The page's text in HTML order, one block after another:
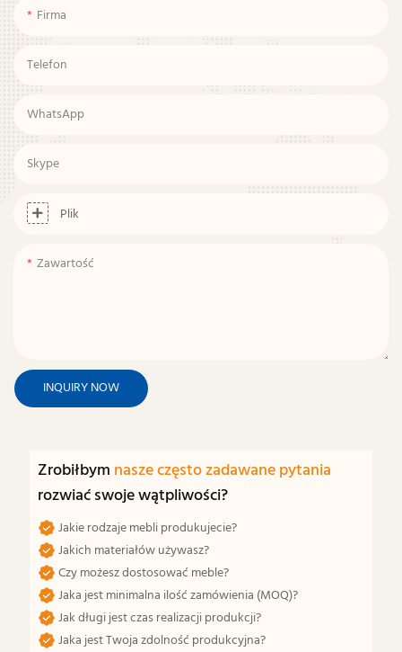
Firma
Telefon
WhatsApp
Skype
Plik
Zawartość
INQUIRY NOW
Zrobiłbym nasze często zadawane pytania
rozwiać swoje wątpliwości?
Jakie rodzaje mebli produkujecie?
Jakich materiałów używasz?
Czy możesz dostosować meble?
Jaka jest minimalna ilość zamówienia (MOQ)?
Jak długi jest czas realizacji produkcji?
Jaka jest Twoja zdolność produkcyjna?